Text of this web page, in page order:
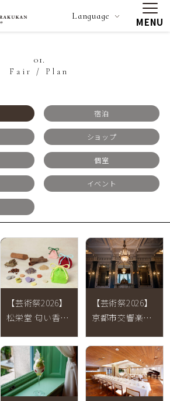
Language MENU
01.
Fair / Plan
宿泊
ショップ
個室
イベント
【芸術祭2026】
松栄堂 匂い香作
9月27日(日) 】
【芸術祭2026】
京都市交響楽団
館」の音楽会
【2026年9月27
日(日) 】